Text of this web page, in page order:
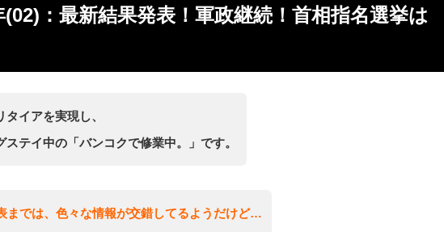
：最新結果発表！軍政継続！首相指名選挙は
イアを実現し、
ステイ中の「バンコクで修業中。」です。
までは、色々な情報が交錯してるようだけど…